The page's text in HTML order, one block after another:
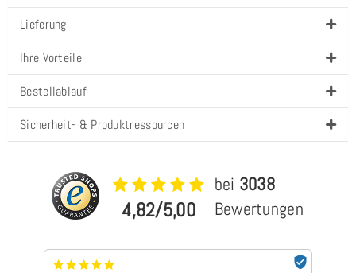
Lieferung
Ihre Vorteile
Bestellablauf
Sicherheit- & Produktressourcen
4,82/5,00
bei 3038
Bewertungen